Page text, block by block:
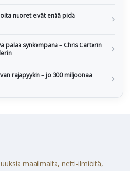
nuoret eivät enää pidä
palaa synkempänä – Chris Carterin
rajapyykin – jo 300 miljoonaa
maailmalta, netti-ilmiöitä,